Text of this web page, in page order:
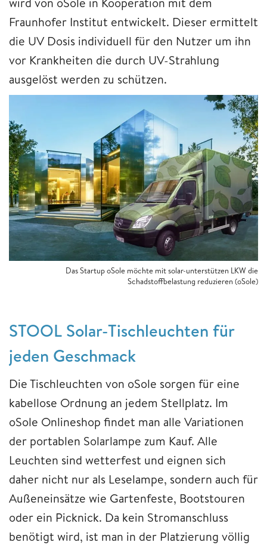
Fraunhofer Institut entwickelt. Dieser ermittelt
die UV Dosis individuell für den Nutzer um ihn
vor Krankheiten die durch UV-Strahlung
ausgelöst werden zu schützen.
Das Startup oSole möchte mit solar-unterstützen LKW die
Schadstoffbelastung reduzieren (oSole)
STOOL Solar-Tischleuchten für
jeden Geschmack
Die Tischleuchten von oSole sorgen für eine
kabellose Ordnung an jedem Stellplatz. Im
oSole Onlineshop findet man alle Variationen
der portablen Solarlampe zum Kauf. Alle
Leuchten sind wetterfest und eignen sich
daher nicht nur als Leselampe, sondern auch für
Außeneinsätze wie Gartenfeste, Bootstouren
oder ein Picknick. Da kein Stromanschluss
benötigt wird, ist man in der Platzierung völlig